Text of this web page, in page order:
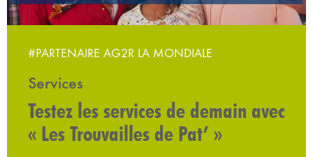
#PARTENAIRE AG2R LA MONDIALE
Services
Testez les services de demain avec
« Les Trouvailles de Pat’ »